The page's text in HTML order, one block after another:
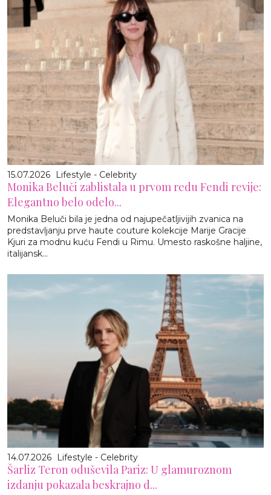
15.07.2026 Lifestyle - Celebrity
Monika Beluči zablistala u prvom redu Fendi revije:
Elegantno belo odelo...
Monika Beluči bila je jedna od najupečatljivijih zvanica na
predstavljanju prve haute couture kolekcije Marije Gracije
Kjuri za modnu kuću Fendi u Rimu. Umesto raskošne haljine,
italijansk...
14.07.2026 Lifestyle - Celebrity
Šarliz Teron oduševila Pariz: U glamuroznom
izdanju pokazala beskrajno d...